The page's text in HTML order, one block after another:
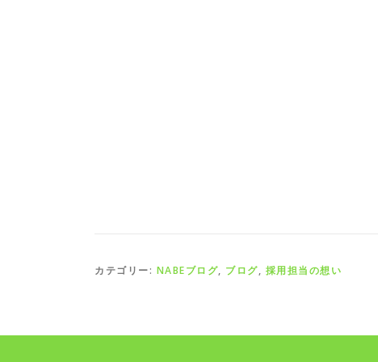
カテゴリー: NABEブログ, ブログ, 採用担当の想い